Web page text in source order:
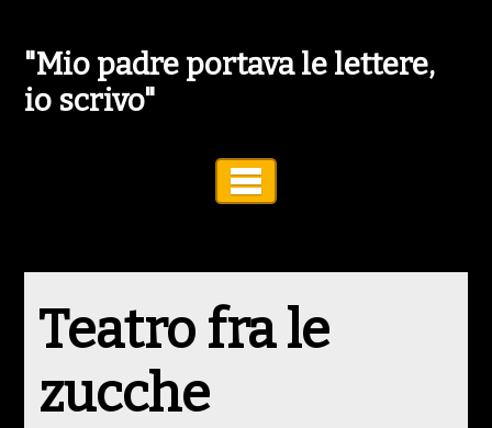
"Mio padre portava le lettere,
io scrivo"
Teatro fra le
zucche